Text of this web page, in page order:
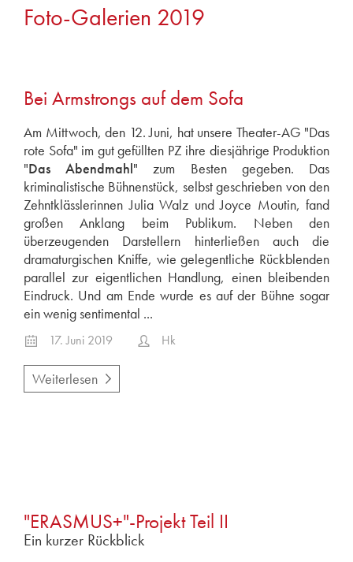
2025
2022
2020
2019
2018
2017
2016
2015
2014
2011
Foto-Galerien 2019
Bei Armstrongs auf dem Sofa
Am Mittwoch, den 12. Juni, hat unsere Theater-AG "Das
rote Sofa" im gut gefüllten PZ ihre diesjährige Produktion
"Das Abendmahl" zum Besten gegeben. Das
kriminalistische Bühnenstück, selbst geschrieben von den
Zehntklässlerinnen Julia Walz und Joyce Moutin, fand
großen Anklang beim Publikum. Neben den
überzeugenden Darstellern hinterließen auch die
dramaturgischen Kniffe, wie gelegentliche Rückblenden
parallel zur eigentlichen Handlung, einen bleibenden
Eindruck. Und am Ende wurde es auf der Bühne sogar
ein wenig sentimental ...
17. Juni 2019 Hk
Weiterlesen
"ERASMUS+"-Projekt Teil II
Ein kurzer Rückblick